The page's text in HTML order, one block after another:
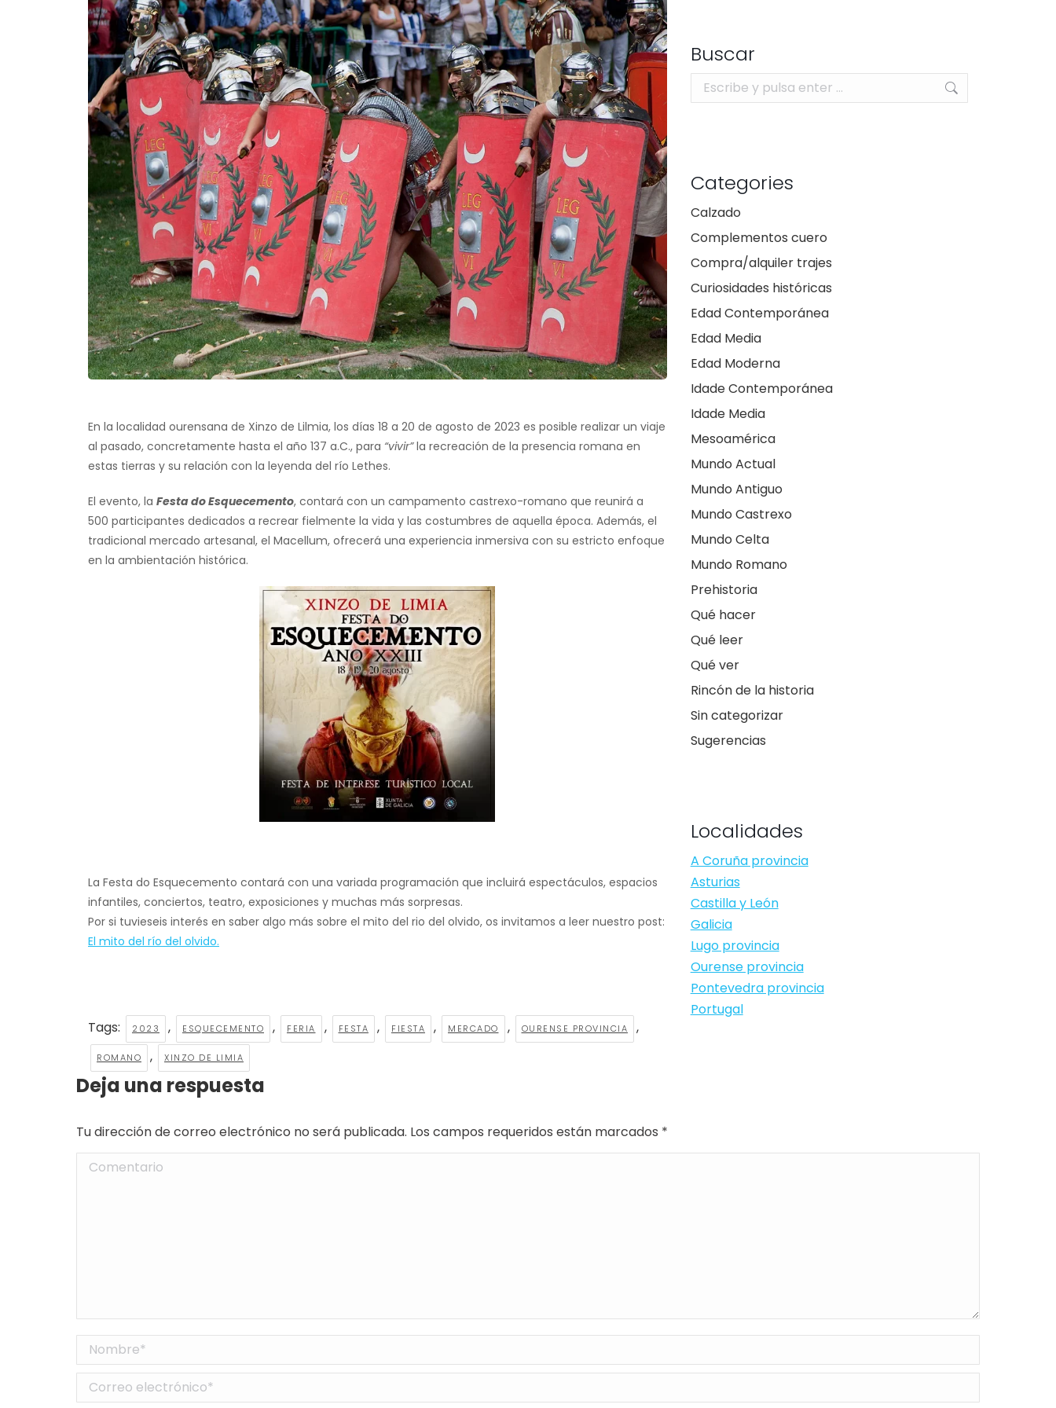
En la localidad ourensana de Xinzo de Lilmia, los días 18 a 20 de agosto de 2023 es posible realizar un viaje
al pasado, concretamente hasta el año 137 a.C., para “vivir”la recreación de la presencia romana en
estas tierras y su relación con la leyenda del río Lethes.
El evento, la Festa do Esquecemento, contará con un campamento castrexo-romano que reunirá a
500 participantes dedicados a recrear fielmente la vida y las costumbres de aquella época. Además, el
tradicional mercado artesanal, el Macellum, ofrecerá una experiencia inmersiva con su estricto enfoque
en la ambientación histórica.
La Festa do Esquecemento contará con una variada programación que incluirá espectáculos, espacios
infantiles, conciertos, teatro, exposiciones y muchas más sorpresas.
Por si tuvieseis interés en saber algo más sobre el mito del rio del olvido, os invitamos a leer nuestro post:
El mito del río del olvido.
Tags: 2023 , ESQUECEMENTO , FERIA , FESTA , FIESTA , MERCADO , OURENSE PROVINCIA ,
ROMANO , XINZO DE LIMIA
Buscar
Buscar:
Categories
Calzado
Complementos cuero
Compra/alquiler trajes
Curiosidades históricas
Edad Contemporánea
Edad Media
Edad Moderna
Idade Contemporánea
Idade Media
Mesoamérica
Mundo Actual
Mundo Antiguo
Mundo Castrexo
Mundo Celta
Mundo Romano
Prehistoria
Qué hacer
Qué leer
Qué ver
Rincón de la historia
Sin categorizar
Sugerencias
Localidades
A Coruña provincia
Asturias
Castilla y León
Galicia
Lugo provincia
Ourense provincia
Pontevedra provincia
Portugal
Deja una respuesta
Tu dirección de correo electrónico no será publicada. Los campos requeridos están marcados *
Comentario
Nombre *
Correo electrónico *